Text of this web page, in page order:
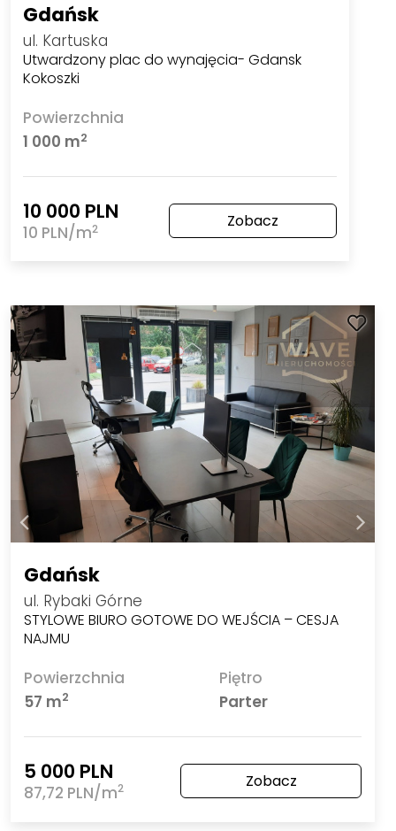
Gdańsk
ul. Kartuska
Utwardzony plac do wynajęcia- Gdansk
Kokoszki
Powierzchnia
1 000 m2
10 000 PLN
10 PLN/m2 Zobacz
Gdańsk
ul. Rybaki Górne
STYLOWE BIURO GOTOWE DO WEJŚCIA – CESJA
NAJMU
Powierzchnia
57 m2
Piętro
Parter
5 000 PLN
87,72 PLN/m2 Zobacz